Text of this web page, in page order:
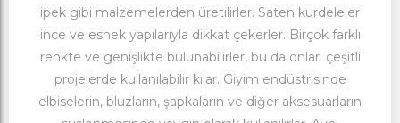
ipek gibi malzemelerden üretilirler. Saten kurdeleler
ince ve esnek yapılarıyla dikkat çekerler. Birçok farklı
renkte ve genişlikte bulunabilirler, bu da onları çeşitli
projelerde kullanılabilir kılar. Giyim endüstrisinde
elbiselerin, bluzların, şapkaların ve diğer aksesuarların